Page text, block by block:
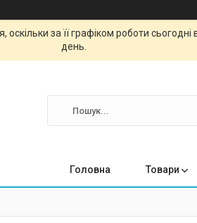
за її графіком роботи
день.
Головна Товари